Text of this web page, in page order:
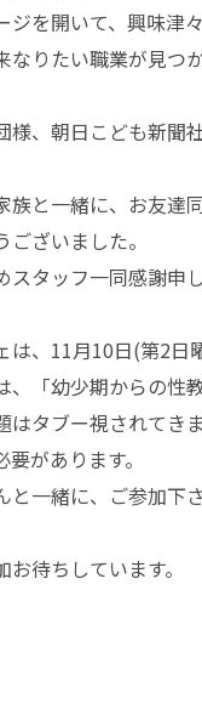
ジを開いて、興味津
なりたい職業が見つ
様、朝日こども新聞
族と一緒に、お友達
ざいました。
タッフ一同感謝申し
は、11月10日(第2日
、「幼少期からの性
はタブー視されてき
があります。
一緒に、ご参加下さ
待ちしています。